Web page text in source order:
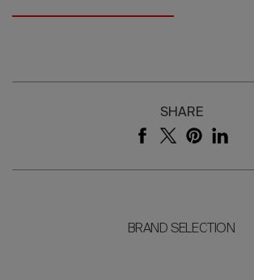
SHARE
BRAND SELECTION